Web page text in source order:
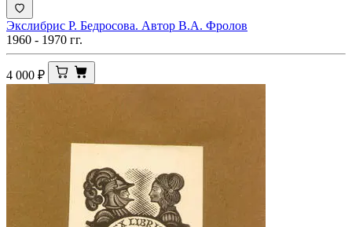
Экслибрис Р. Бедросова. Автор В.А. Фролов
1960 - 1970 гг.
4 000 ₽